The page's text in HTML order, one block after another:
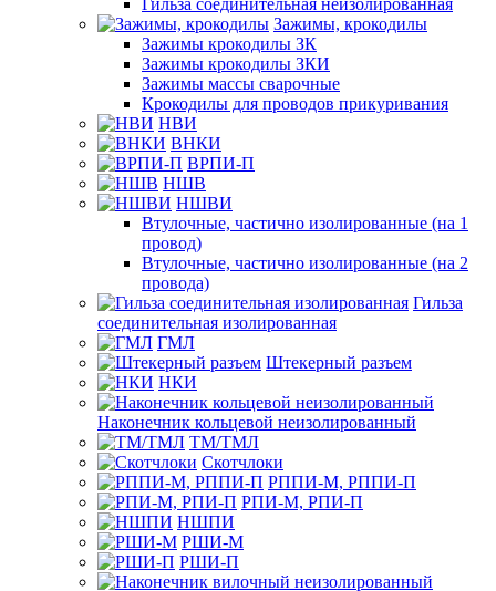
Гильза соединительная неизолированная
Зажимы, крокодилы
Зажимы крокодилы ЗК
Зажимы крокодилы ЗКИ
Зажимы массы сварочные
Крокодилы для проводов прикуривания
НВИ
ВНКИ
ВРПИ-П
НШВ
НШВИ
Втулочные, частично изолированные (на 1
провод)
Втулочные, частично изолированные (на 2
провода)
Гильза
соединительная изолированная
ГМЛ
Штекерный разъем
НКИ
Наконечник кольцевой неизолированный
ТМ/ТМЛ
Скотчлоки
РППИ-М, РППИ-П
РПИ-М, РПИ-П
НШПИ
РШИ-М
РШИ-П